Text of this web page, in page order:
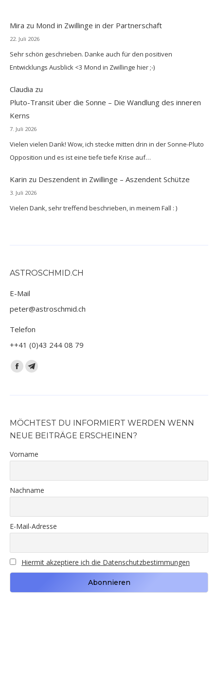
Mira zu Mond in Zwillinge in der Partnerschaft
22. Juli 2026
Sehr schön geschrieben. Danke auch für den positiven
Entwicklungs Ausblick <3 Mond in Zwillinge hier ;-)
Claudia zu
Pluto-Transit über die Sonne – Die Wandlung des inneren
Kerns
7. Juli 2026
Vielen vielen Dank! Wow, ich stecke mitten drin in der Sonne-Pluto
Opposition und es ist eine tiefe tiefe Krise auf…
Karin zu Deszendent in Zwillinge – Aszendent Schütze
3. Juli 2026
Vielen Dank, sehr treffend beschrieben, in meinem Fall : )
ASTROSCHMID.CH
E-Mail
peter@astroschmid.ch
Telefon
++41 (0)43 244 08 79
Finden Sie uns auf:
Facebook
opens
new
window
Telegram
opens
new
window
MÖCHTEST DU INFORMIERT WERDEN WENN
NEUE BEITRÄGE ERSCHEINEN?
Vorname
Nachname
E-Mail-Adresse
Hiermit akzeptiere ich die Datenschutzbestimmungen